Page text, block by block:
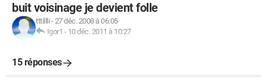
buit voisinage je devient folle
tttillli -27 déc. 2008 à 06:05
Igor1 - 10 déc. 2011 à 10:27
15 réponses